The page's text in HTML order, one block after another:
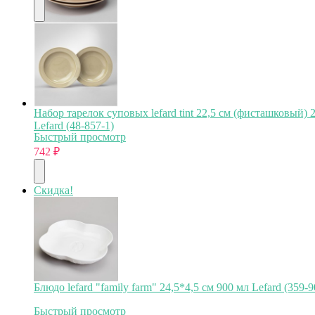
Набор тарелок суповых lefard tint 22,5 см (фисташковый)
Lefard (48-857-1)
Быстрый просмотр
742 ₽
Скидка!
Блюдо lefard "family farm" 24,5*4,5 см 900 мл Lefard (359-
Быстрый просмотр